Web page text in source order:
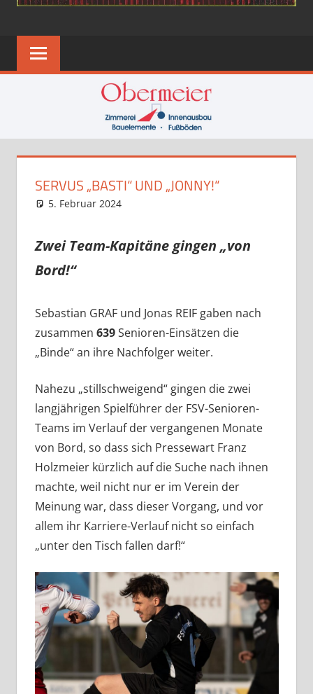
SERVUS „BASTI“ UND „JONNY!“
5. Februar 2024
Zwei Team-Kapitäne gingen „von
Bord!“
Sebastian GRAF und Jonas REIF gaben nach
zusammen 639Senioren-Einsätzen die
„Binde“ an ihre Nachfolger weiter.
Nahezu „stillschweigend“ gingen die zwei
langjährigen Spielführer der FSV-Senioren-
Teams im Verlauf der vergangenen Monate
von Bord, so dass sich Pressewart Franz
Holzmeier kürzlich auf die Suche nach ihnen
machte, weil nicht nur er im Verein der
Meinung war, dass dieser Vorgang, und vor
allem ihr Karriere-Verlauf nicht so einfach
„unter den Tisch fallen darf!“